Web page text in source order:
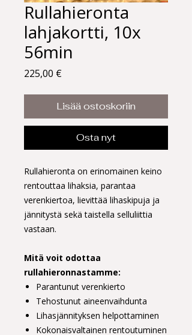
Rullahieronta
lahjakortti, 10x
56min
225,00 €
Lisää ostoskoriin
Osta nyt
Rullahieronta on erinomainen keino
rentouttaa lihaksia, parantaa
verenkiertoa, lievittää lihaskipuja ja
jännitystä sekä taistella selluliittia
vastaan.
Mitä voit odottaa
rullahieronnastamme:
Parantunut verenkierto
Tehostunut aineenvaihdunta
Lihasjännityksen helpottaminen
Kokonaisvaltainen rentoutuminen